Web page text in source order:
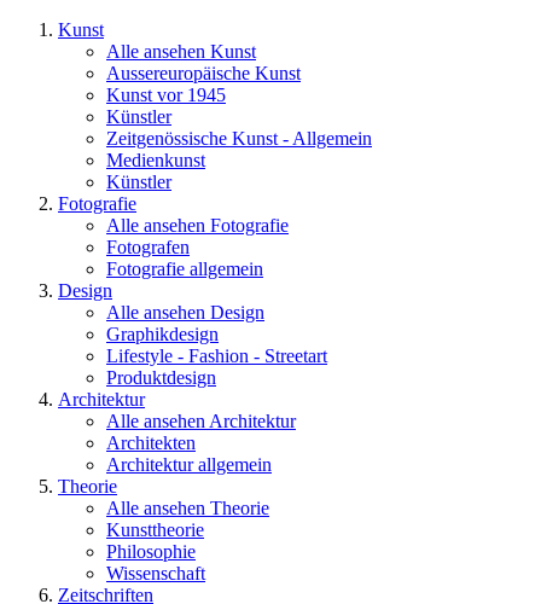
Kunst
Alle ansehen Kunst
Aussereuropäische Kunst
Kunst vor 1945
Künstler
Zeitgenössische Kunst - Allgemein
Medienkunst
Künstler
Fotografie
Alle ansehen Fotografie
Fotografen
Fotografie allgemein
Design
Alle ansehen Design
Graphikdesign
Lifestyle - Fashion - Streetart
Produktdesign
Architektur
Alle ansehen Architektur
Architekten
Architektur allgemein
Theorie
Alle ansehen Theorie
Kunsttheorie
Philosophie
Wissenschaft
Zeitschriften